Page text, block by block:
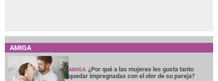
AMIGA
AMIGA ¿Por qué a las mujeres les gusta tanto
quedar impregnadas con el olor de su pareja?